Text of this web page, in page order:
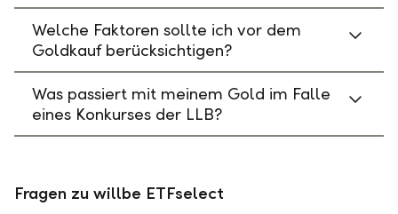
Welche Faktoren sollte ich vor dem
Goldkauf berücksichtigen?
Was passiert mit meinem Gold im Falle
eines Konkurses der LLB?
Fragen zu willbe ETFselect